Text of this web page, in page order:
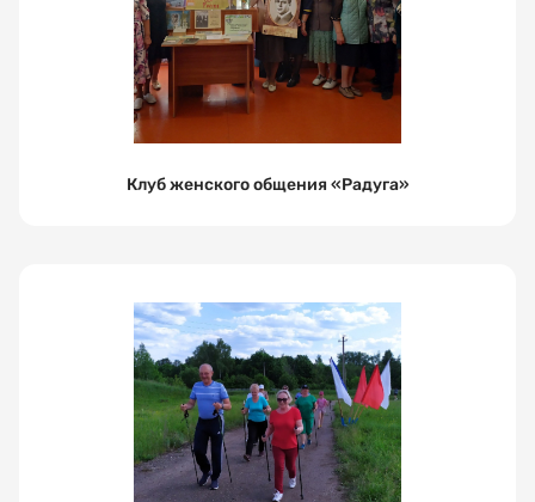
Клуб женского общения «Радуга»
Как
вас
зовут?
Спасибо!